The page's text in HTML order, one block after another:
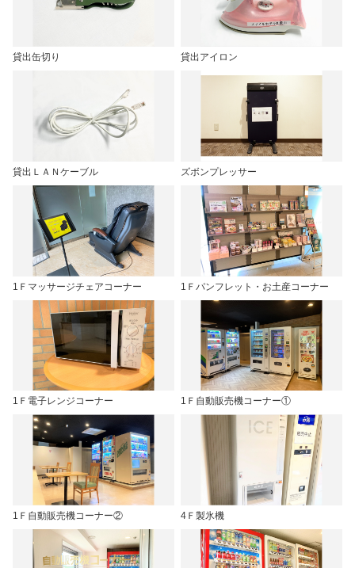
貸出缶切り 貸出アイロン
貸出ＬＡＮケーブル ズボンプレッサー
1Ｆマッサージチェアコーナー 1Ｆパンフレット・お土産コーナー
1Ｆ電子レンジコーナー 1Ｆ自動販売機コーナー①
1Ｆ自動販売機コーナー② 4Ｆ製氷機